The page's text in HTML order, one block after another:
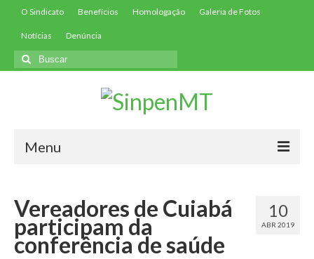
O Sindicato Benefícios Homologação Galeria de Fotos
Notícias Denúncia
Buscar
por:
Menu
Filie-se
Convenções
10
ABR 2019
Vereadores de Cuiabá
participam da
conferência de saúde